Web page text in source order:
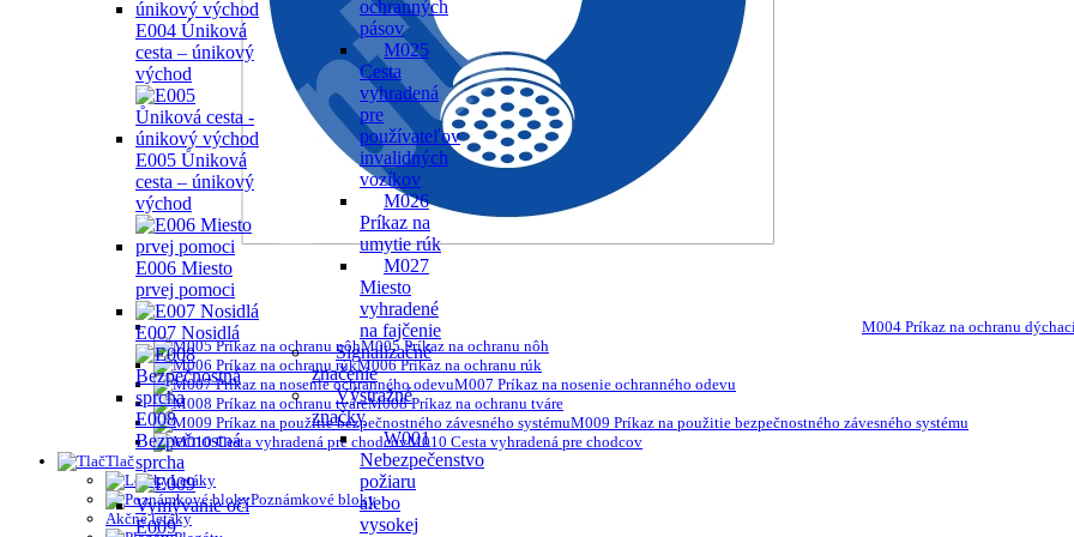
ochranných
pásov
M025
Cesta
vyhradená
pre
používateľov
invalidných
vozíkov
M026
Príkaz na
umytie rúk
M027
Miesto
vyhradené
na fajčenie
Signalizačné
značenie
Výstražné
značky
W001
Nebezpečenstvo
požiaru
alebo
vysokej
E004 Úniková
cesta – únikový
východ
E005 Ůniková
cesta – únikový
východ
E006 Miesto
prvej pomoci
E007 Nosidlá
E008
Bezpečnostná
sprcha
E009
M004 Príkaz na ochranu
M005 Príkaz na ochranu nôh
M006 Príkaz na ochranu rúk
M007 Príkaz na nosenie ochranného odevu
M008 Príkaz na ochranu tváre
M009 Príkaz na použitie bezpečnostného závesného systému
M010 Cesta vyhradená pre chodcov
Tlač
Letáky
Poznámkové bloky
Akčné letáky